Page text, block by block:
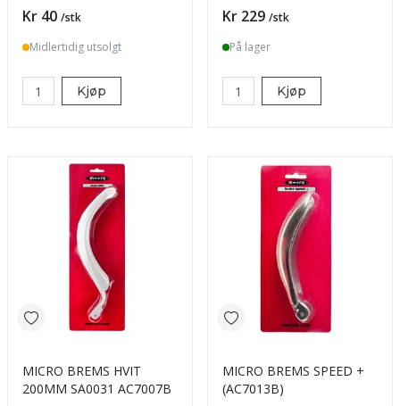
Pris
Kr 40 /stk
Midlertidig utsolgt
Kjøp
Pris
Kr 229 /stk
På lager
Kjøp
MICRO BREMS HVIT
200MM SA0031 AC7007B
MICRO BREMS SPEED +
(AC7013B)